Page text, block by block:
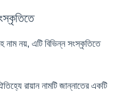
নাম নয়, এটি বিভিন্ন সংস্কৃতিতে
রায়ান নামটি জান্নাতের একটি